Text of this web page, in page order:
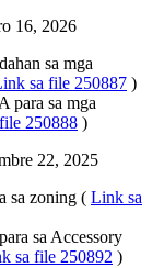
16, 2026
sa mga
sa file 250887 )
para sa mga
250888 )
22, 2025
sa zoning ( Link sa
sa Accessory
sa file 250892 )